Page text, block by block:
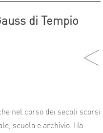
di Tempio
nel corso dei secoli scorsi
scuola e archivio. Ha